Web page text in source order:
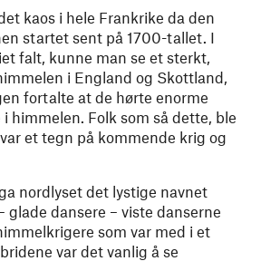
kaos i hele Frankrike da den
startet sent på 1700-tallet. I
falt, kunne man se et sterkt,
i England og Skottland,
fortalte at de hørte enorme
himmelen. Folk som så dette, ble
et tegn på kommende krig og
nordlyset det lystige navnet
glade dansere – viste danserne
som var med i et
var det vanlig å se